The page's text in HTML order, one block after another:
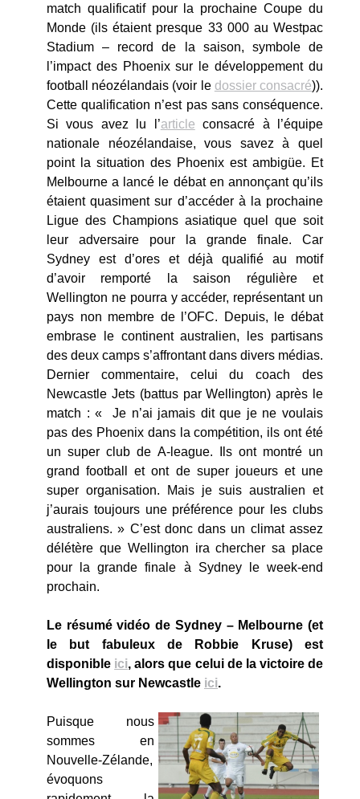
match qualificatif pour la prochaine Coupe du
Monde (ils étaient presque 33 000 au Westpac
Stadium – record de la saison, symbole de
l’impact des Phoenix sur le développement du
football néozélandais (voir le dossier consacré)).
Cette qualification n’est pas sans conséquence.
Si vous avez lu l’article consacré à l’équipe
nationale néozélandaise, vous savez à quel
point la situation des Phoenix est ambigüe. Et
Melbourne a lancé le débat en annonçant qu’ils
étaient quasiment sur d’accéder à la prochaine
Ligue des Champions asiatique quel que soit
leur adversaire pour la grande finale. Car
Sydney est d’ores et déjà qualifié au motif
d’avoir remporté la saison régulière et
Wellington ne pourra y accéder, représentant un
pays non membre de l’OFC. Depuis, le débat
embrase le continent australien, les partisans
des deux camps s’affrontant dans divers médias.
Dernier commentaire, celui du coach des
Newcastle Jets (battus par Wellington) après le
match : « Je n’ai jamais dit que je ne voulais
pas des Phoenix dans la compétition, ils ont été
un super club de A-league. Ils ont montré un
grand football et ont de super joueurs et une
super organisation. Mais je suis australien et
j’aurais toujours une préférence pour les clubs
australiens. » C’est donc dans un climat assez
délétère que Wellington ira chercher sa place
pour la grande finale à Sydney le week-end
prochain.
Le résumé vidéo de Sydney – Melbourne (et
le but fabuleux de Robbie Kruse) est
disponible ici, alors que celui de la victoire de
Wellington sur Newcastle ici.
Puisque nous
sommes en
Nouvelle-Zélande,
évoquons